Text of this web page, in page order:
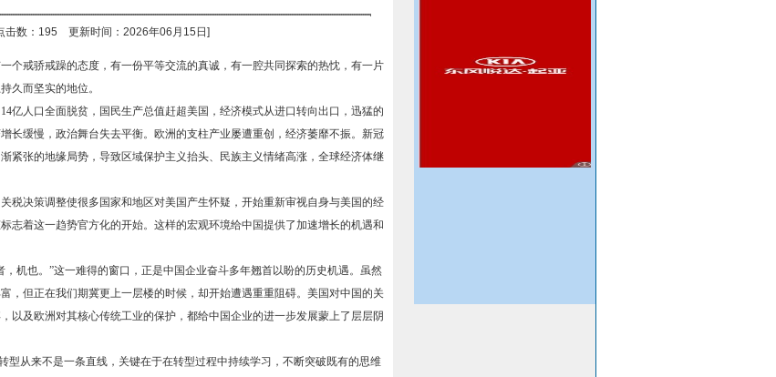
击数：195 更新时间：2026年06月15日]
个戒骄戒躁的态度，有一份平等交流的真诚，有一腔共同探索的热忱，有一片
久而坚实的地位。
亿人口全面脱贫，国民生产总值赶超美国，经济模式从进口转向出口，迅猛的
长缓慢，政治舞台失去平衡。欧洲的支柱产业屡遭重创，经济萎靡不振。新冠
紧张的地缘局势，导致区域保护主义抬头、民族主义情绪高涨，全球经济体继
税决策调整使很多国家和地区对美国产生怀疑，开始重新审视自身与美国的经
志着这一趋势官方化的开始。这样的宏观环境给中国提供了加速增长的机遇和
机也。”这一难得的窗口，正是中国企业奋斗多年翘首以盼的历史机遇。虽然
，但正在我们期冀更上一层楼的时候，却开始遭遇重重阻碍。美国对中国的关
以及欧洲对其核心传统工业的保护，都给中国企业的进一步发展蒙上了层层阴
从来不是一条直线，关键在于在转型过程中持续学习，不断突破既有的思维